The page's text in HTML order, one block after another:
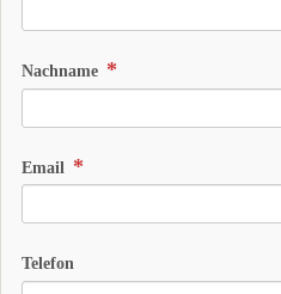
Nachname
Email
Telefon